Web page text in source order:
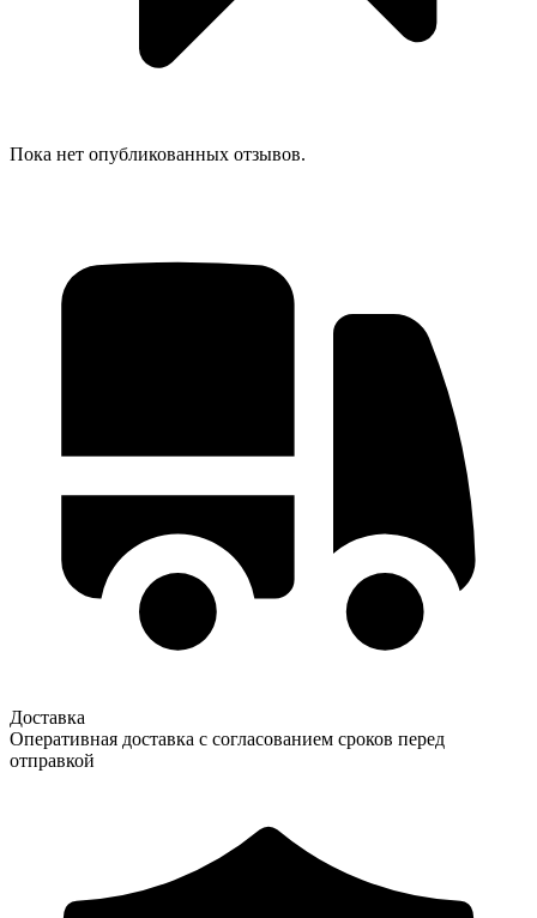
Пока нет опубликованных отзывов.
Доставка
Оперативная доставка с согласованием сроков перед
отправкой